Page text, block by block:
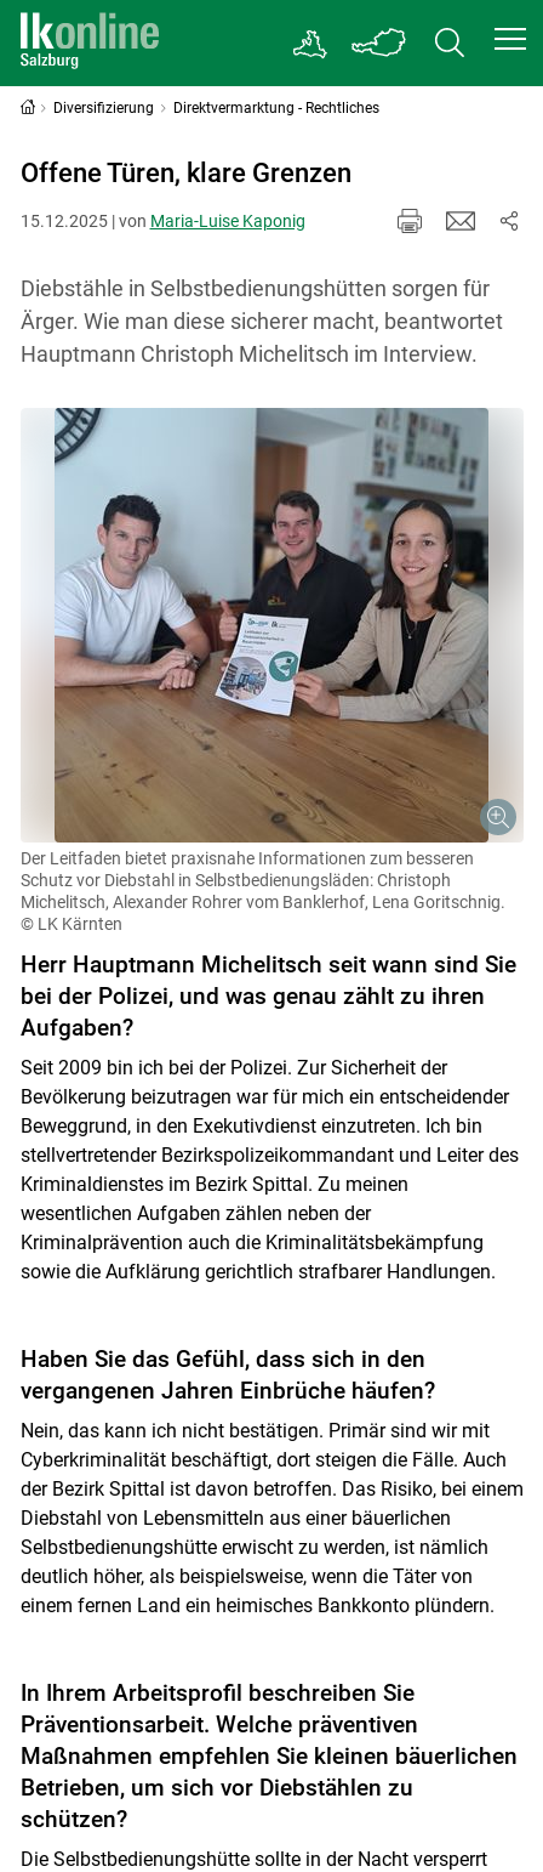
Skip to main content
Diversifizierung Direktvermarktung - Rechtliches
Offene Türen, klare Grenzen
15.12.2025 | von Maria-Luise Kaponig
Diebstähle in Selbstbedienungshütten sorgen für
Ärger. Wie man diese sicherer macht, beantwortet
Hauptmann Christoph Michelitsch im Interview.
Der Leitfaden bietet praxisnahe Informationen zum besseren
Schutz vor Diebstahl in Selbstbedienungsläden: Christoph
Michelitsch, Alexander Rohrer vom Banklerhof, Lena Goritschnig.
© LK Kärnten
Herr Hauptmann Michelitsch seit wann sind Sie
bei der Polizei, und was genau zählt zu ihren
Aufgaben?
Seit 2009 bin ich bei der Polizei. Zur Sicherheit der
Bevölkerung beizutragen war für mich ein entscheidender
Beweggrund, in den Exekutivdienst einzutreten. Ich bin
stellvertretender Bezirkspolizeikommandant und Leiter des
Kriminaldienstes im Bezirk Spittal. Zu meinen
wesentlichen Aufgaben zählen neben der
Kriminalprävention auch die Kriminalitätsbekämpfung
sowie die Aufklärung gerichtlich strafbarer Handlungen.
Haben Sie das Gefühl, dass sich in den
vergangenen Jahren Einbrüche häufen?
Nein, das kann ich nicht bestätigen. Primär sind wir mit
Cyberkriminalität beschäftigt, dort steigen die Fälle. Auch
der Bezirk Spittal ist davon betroffen. Das Risiko, bei einem
Diebstahl von Lebensmitteln aus einer bäuerlichen
Selbstbedienungshütte erwischt zu werden, ist nämlich
deutlich höher, als beispielsweise, wenn die Täter von
einem fernen Land ein heimisches Bankkonto plündern.
In Ihrem Arbeitsprofil beschreiben Sie
Präventionsarbeit. Welche präventiven
Maßnahmen empfehlen Sie kleinen bäuerlichen
Betrieben, um sich vor Diebstählen zu
schützen?
Die Selbstbedienungshütte sollte in der Nacht versperrt